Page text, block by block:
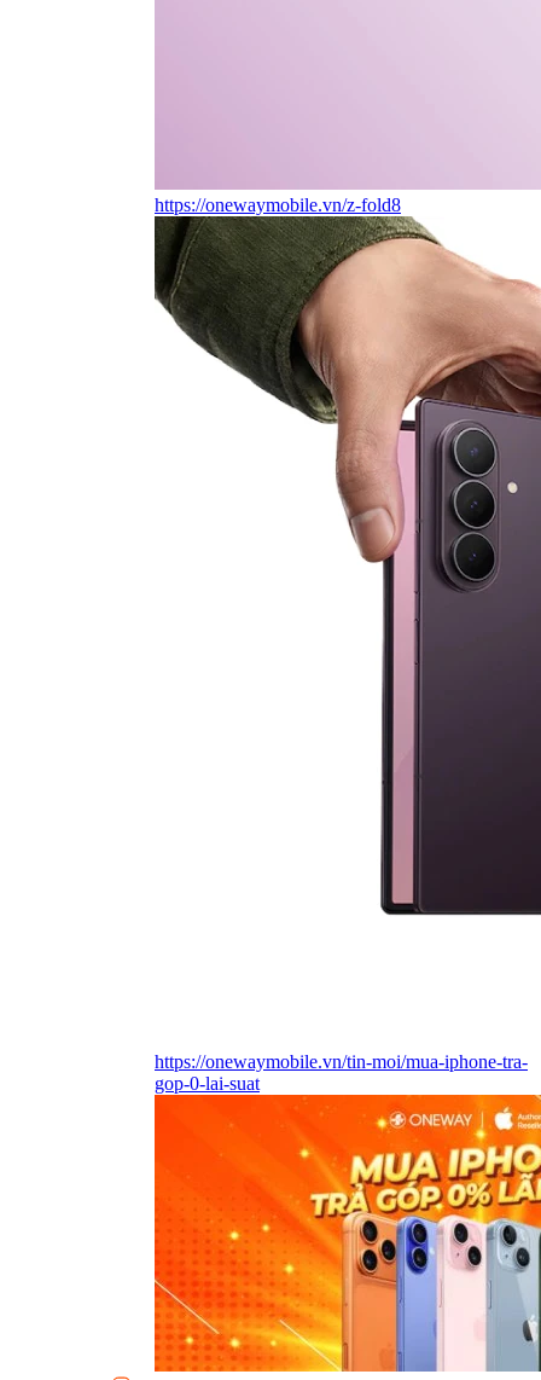
https://onewaymobile.vn/z-fold8
https://onewaymobile.vn/tin-moi/mua-iphone-tra-
gop-0-lai-suat